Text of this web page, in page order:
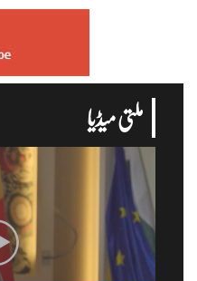
ملتی میڈیا